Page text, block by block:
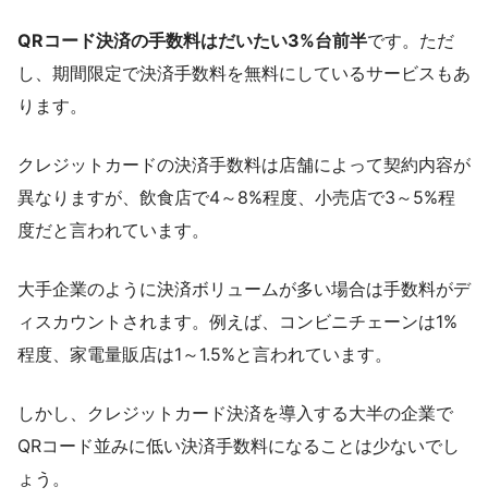
QRコード決済の手数料はだいたい3%台前半です。ただ
し、期間限定で決済手数料を無料にしているサービスもあ
ります。
クレジットカードの決済手数料は店舗によって契約内容が
異なりますが、飲食店で4～8%程度、小売店で3～5%程
度だと言われています。
大手企業のように決済ボリュームが多い場合は手数料がデ
ィスカウントされます。例えば、コンビニチェーンは1%
程度、家電量販店は1～1.5%と言われています。
しかし、クレジットカード決済を導入する大半の企業で
QRコード並みに低い決済手数料になることは少ないでし
ょう。